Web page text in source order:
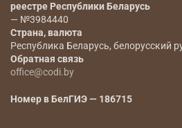
реестре Республики Беларусь
— №3984440
Страна, валюта
Республика Беларусь, белорусский
Обратная связь
office@codi.by
Номер в БелГИЭ — 186715